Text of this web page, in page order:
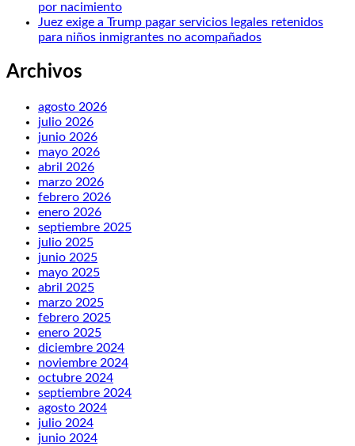
por nacimiento
Juez exige a Trump pagar servicios legales retenidos
para niños inmigrantes no acompañados
Archivos
agosto 2026
julio 2026
junio 2026
mayo 2026
abril 2026
marzo 2026
febrero 2026
enero 2026
septiembre 2025
julio 2025
junio 2025
mayo 2025
abril 2025
marzo 2025
febrero 2025
enero 2025
diciembre 2024
noviembre 2024
octubre 2024
septiembre 2024
agosto 2024
julio 2024
junio 2024